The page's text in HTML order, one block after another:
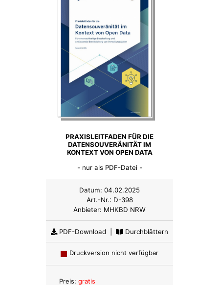
PRAXISLEITFADEN FÜR DIE
DATENSOUVERÄNITÄT IM
KONTEXT VON OPEN DATA
- nur als PDF-Datei -
Datum: 04.02.2025
Art.-Nr.: D-398
Anbieter: MHKBD NRW
PDF-Download Durchblättern
Druckversion nicht verfügbar
Preis: gratis